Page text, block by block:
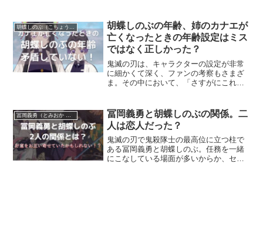
た柱として鬼と戦うだけでなく、蝶屋敷
の主人として怪我人の看病...
胡蝶しのぶ（こちょう しのぶ）
胡蝶しのぶの年齢、姉のカナエが
亡くなったときの年齢設定はミス
ではなく正しかった？
鬼滅の刃は、キャラクターの設定が非常
に細かくて深く、ファンの考察もさまざ
ま。その中において、「さすがにこれは
蝶カナエが亡くなったときの胡蝶しのぶ
の年齢が、他のストーリー...
冨岡義勇と胡蝶しのぶの関係。二
人は恋人だった？
鬼滅の刃で鬼殺隊士の最高位に立つ柱で
ある冨岡義勇と胡蝶しのぶ。任務を一緒
にこなしている場面が多いからか、セッ